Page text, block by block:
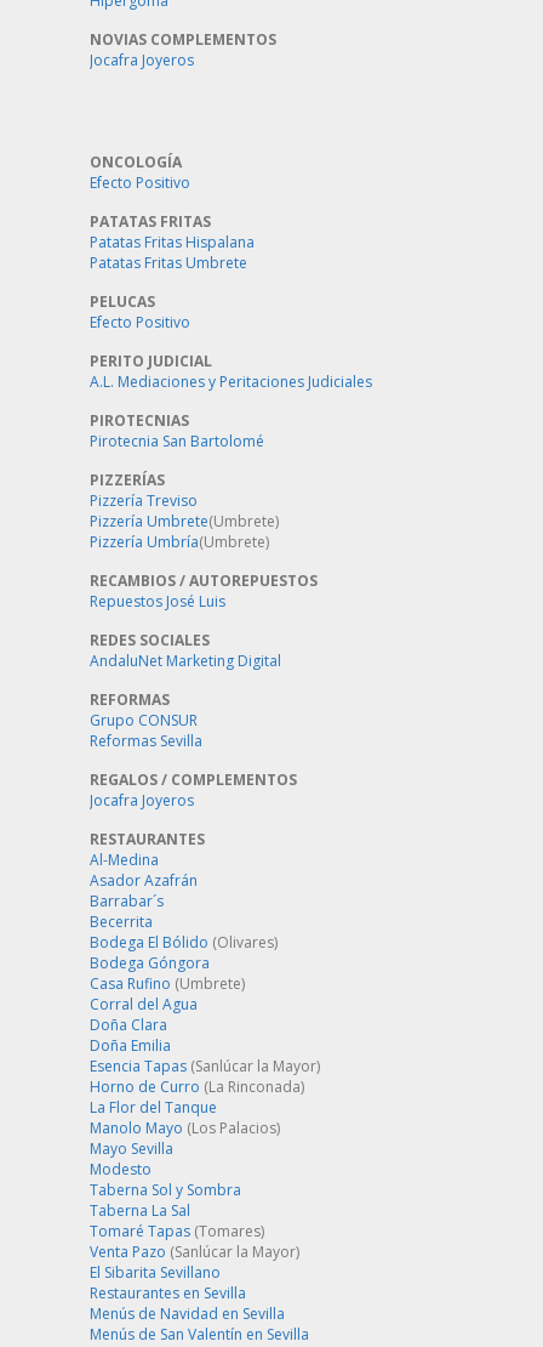
NOVIAS COMPLEMENTOS
Jocafra Joyeros
ONCOLOGÍA
Efecto Positivo
PATATAS FRITAS
Patatas Fritas Hispalana
Patatas Fritas Umbrete
PELUCAS
Efecto Positivo
PERITO JUDICIAL
A.L. Mediaciones y Peritaciones Judiciales
PIROTECNIAS
Pirotecnia San Bartolomé
PIZZERÍAS
Pizzería Treviso
Pizzería Umbrete(Umbrete)
Pizzería Umbría(Umbrete)
RECAMBIOS / AUTOREPUESTOS
Repuestos José Luis
REDES SOCIALES
AndaluNet Marketing Digital
REFORMAS
Grupo CONSUR
Reformas Sevilla
REGALOS / COMPLEMENTOS
Jocafra Joyeros
RESTAURANTES
Al-Medina
Asador Azafrán
Barrabar´s
Becerrita
Bodega El Bólido (Olivares)
Bodega Góngora
Casa Rufino (Umbrete)
Corral del Agua
Doña Clara
Doña Emilia
Esencia Tapas (Sanlúcar la Mayor)
Horno de Curro (La Rinconada)
La Flor del Tanque
Manolo Mayo (Los Palacios)
Mayo Sevilla
Modesto
Taberna Sol y Sombra
Taberna La Sal
Tomaré Tapas (Tomares)
Venta Pazo (Sanlúcar la Mayor)
El Sibarita Sevillano
Restaurantes en Sevilla
Menús de Navidad en Sevilla
Menús de San Valentín en Sevilla